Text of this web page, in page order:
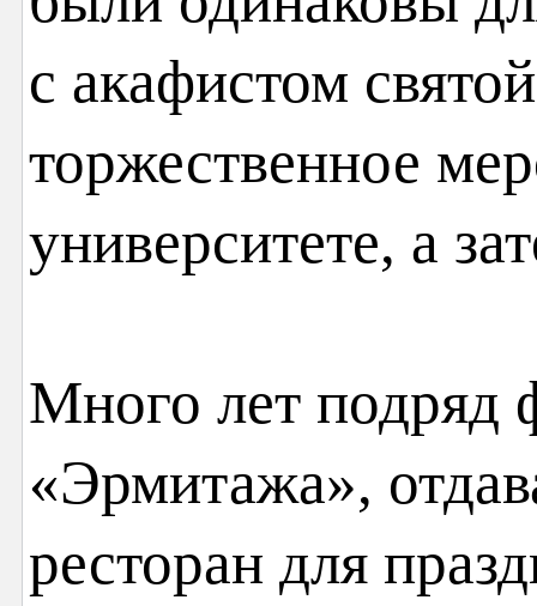
с акафистом
торжественное
университете, а
Много лет подряд
«Эрмитажа»,
ресторан для